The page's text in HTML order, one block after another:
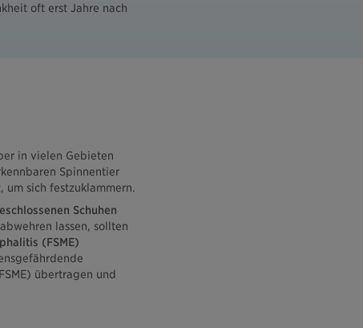
oft erst Jahre nach
in vielen Gebieten
Spinnentier
sich festzuklammern.
Schuhen
lassen, sollten
(FSME)
übertragen und